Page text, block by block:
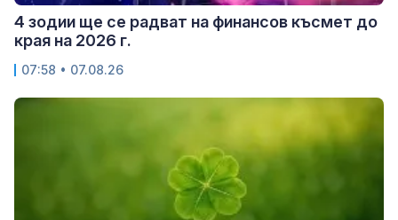
4 зодии ще се радват на финансов късмет до
края на 2026 г.
07:58 • 07.08.26